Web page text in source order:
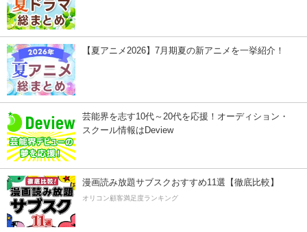
【夏アニメ2026】7月期夏の新アニメを一挙紹介！
芸能界を志す10代～20代を応援！オーディション・
スクール情報はDeview
漫画読み放題サブスクおすすめ11選【徹底比較】
オリコン顧客満足度ランキング